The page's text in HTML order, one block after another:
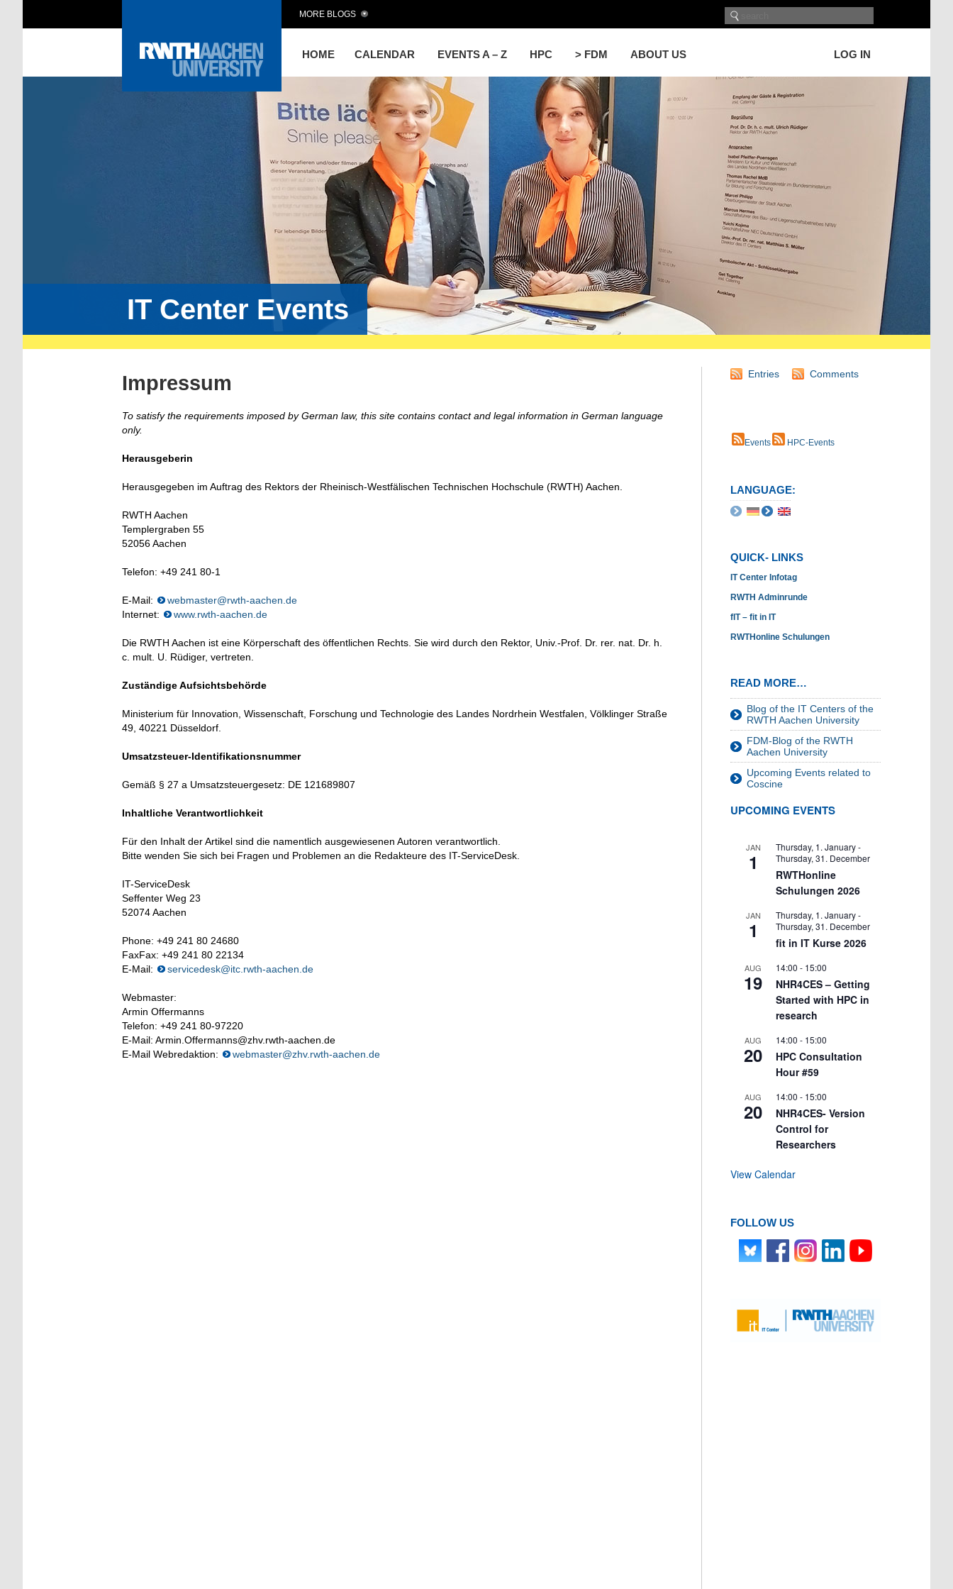
HOME CALENDAR EVENTS A – Z HPC > FDM ABOUT US LOG IN
MORE BLOGS
IT Center Events
Impressum
To satisfy the requirements imposed by German law, this site contains contact and legal information in German language
only.
Herausgeberin
Herausgegeben im Auftrag des Rektors der Rheinisch-Westfälischen Technischen Hochschule (RWTH) Aachen.
RWTH Aachen
Templergraben 55
52056 Aachen
Telefon: +49 241 80-1
E-Mail:
webmaster@rwth-aachen.de
Internet:
www.rwth-aachen.de
Die RWTH Aachen ist eine Körperschaft des öffentlichen Rechts. Sie wird durch den Rektor, Univ.-Prof. Dr. rer. nat. Dr. h.
c. mult. U. Rüdiger, vertreten.
Zuständige Aufsichtsbehörde
Ministerium für Innovation, Wissenschaft, Forschung und Technologie des Landes Nordrhein Westfalen, Völklinger Straße
49, 40221 Düsseldorf.
Umsatzsteuer-Identifikationsnummer
Gemäß § 27 a Umsatzsteuergesetz: DE 121689807
Inhaltliche Verantwortlichkeit
Für den Inhalt der Artikel sind die namentlich ausgewiesenen Autoren verantwortlich.
Bitte wenden Sie sich bei Fragen und Problemen an die Redakteure des IT-ServiceDesk.
IT-ServiceDesk
Seffenter Weg 23
52074 Aachen
Phone: +49 241 80 24680
FaxFax: +49 241 80 22134
E-Mail:
servicedesk@itc.rwth-aachen.de
Webmaster:
Armin Offermanns
Telefon: +49 241 80-97220
E-Mail: Armin.Offermanns@zhv.rwth-aachen.de
E-Mail Webredaktion:
webmaster@zhv.rwth-aachen.de
Entries Comments
Events HPC-Events
LANGUAGE:
QUICK- LINKS
IT Center Infotag
RWTH Adminrunde
fIT – fit in IT
RWTHonline Schulungen
READ MORE…
Blog of the IT Centers of the
RWTH Aachen University
FDM-Blog of the RWTH
Aachen University
Upcoming Events related to
Coscine
UPCOMING EVENTS
JAN
1
Thursday, 1. January-
Thursday, 31. December
RWTHonline
Schulungen 2026
JAN
1
Thursday, 1. January-
Thursday, 31. December
fit in IT Kurse 2026
AUG
19
14:00 - 15:00
NHR4CES – Getting
Started with HPC in
research
AUG
20
14:00 - 15:00
HPC Consultation
Hour #59
AUG
20
14:00 - 15:00
NHR4CES- Version
Control for
Researchers
View Calendar
FOLLOW US